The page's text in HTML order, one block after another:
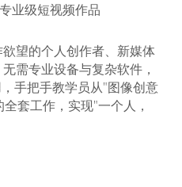
业级短视频作品
望的个人创作者、新媒体
需专业设备与复杂软件，
手把手教学员从"图像创意
套工作，实现"一个人，